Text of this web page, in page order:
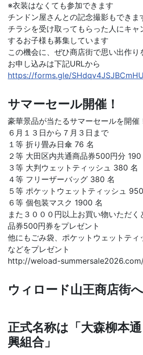
※衣装はなくても参加できます
チンドン屋さんとの記念撮影もできま
チラシを受け取ってもらった人にキャ
するお子様も募集しています
この機会に、ぜひ商店街で思い出作り
お申し込みは下記URLから
https://forms.gle/
サマーセール開催！
豪華景品が当たるサマーセールを開催
６月１３日から７月３日まで
１等 折り畳み日傘 76 名
２等 大田区内共通商品券500円分 190
３等 大判ウェットティッシュ 380 名
４等 フリーザーバッグ 380 名
５等 ポケットウェットティッシュ
６等 個包装マスク 1900 名
また３０００円以上お買い物いただ
品券500円券をプレゼント
他にもごみ袋、ポケットウェットティ
などをプレゼント
http://weload-
ウィロード山王商店街
正式名称は「大森柳本
興組合」